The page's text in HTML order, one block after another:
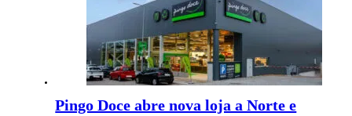
Pingo Doce abre nova loja a Norte e